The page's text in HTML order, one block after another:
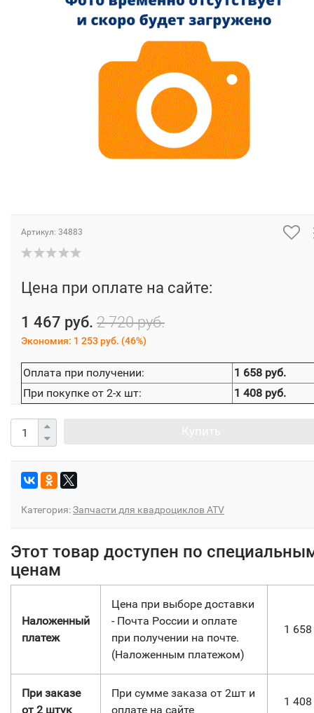
Артикул: 34883
Цена при оплате на сайте:
1 467 руб. 2 720 руб.
Экономия: 1 253 руб. (46%)
Оплата при получении:
1 658 руб.
При покупке от 2-х шт:
1 408 руб.
Категория:Запчасти для квадроциклов ATV
Этот товар доступен по
ценам
Наложенный
платеж
Цена при выборе доставки
- Почта России и оплате
при получении на почте.
(Наложенным платежом)
1 658
При заказе
от 2 штук
При сумме заказа от 2шт и
оплате на сайте
1 408